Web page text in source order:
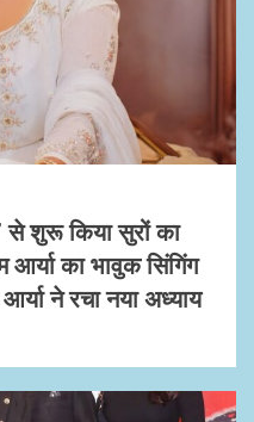
से शुरू किया सुरों का
का भावुक सिंगिंग
ने रचा नया अध्याय